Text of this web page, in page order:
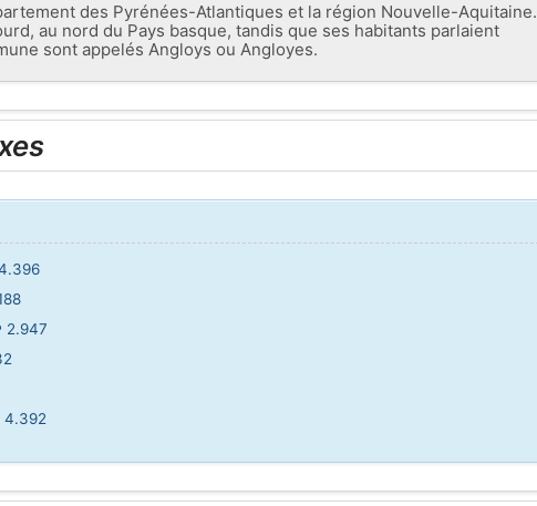
des Pyrénées-Atlantiques et la région Nouvelle-Aquitaine.
au nord du Pays basque, tandis que ses habitants parlaient
sont appelés Angloys ou Angloyes.
2.947
4.392